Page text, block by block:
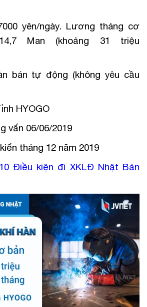
yên/ngày. Lương tháng cơ
Man (khoảng 31 triệu
bán tự động (không yêu cầu
HYOGO
vấn 06/06/2019
tháng 12 năm 2019
10 Điều kiện đi XKLĐ Nhật Bản